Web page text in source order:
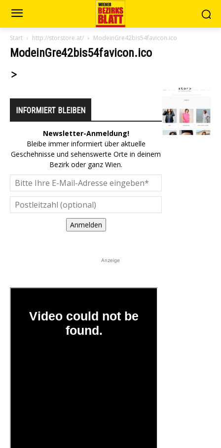
Start http://storstore.at/ ModeinGre42bis54favicon.ico
ModeinGre42bis54favicon.ico
INFORMIERT BLEIBEN
Newsletter-Anmeldung!
Bleibe immer informiert über aktuelle
Geschehnisse und sehenswerte Orte in deinem
Bezirk oder ganz Wien.
Anmelden
Anzeige